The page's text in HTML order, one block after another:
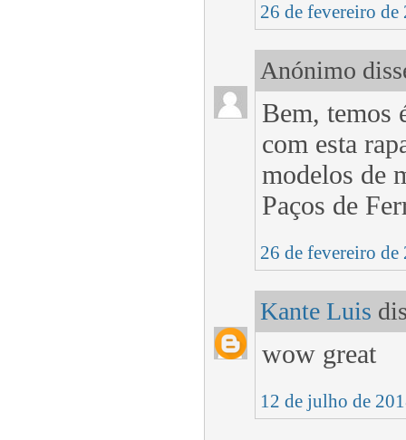
26 de fevereiro de
Anónimo
Bem, temos
com esta
modelos de
Paços de
26 de fevereiro de
Kante Luis
wow great
12 de julho de